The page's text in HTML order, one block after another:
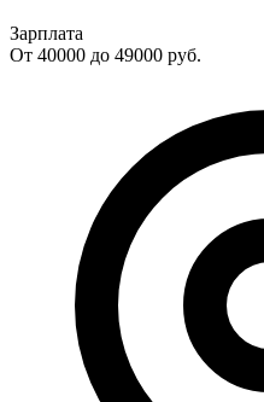
Зарплата
От 40000 до 49000 руб.